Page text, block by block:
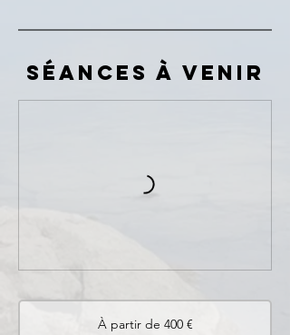
Séances à venir
À partir de 400 €